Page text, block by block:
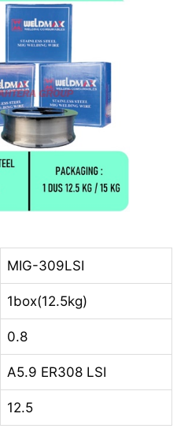
MIG-309LSI
1box(12.5kg)
0.8
A5.9 ER308 LSI
12.5